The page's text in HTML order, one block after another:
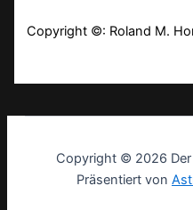
Copyright ©: Roland M.
Copyright © 2026 Der
Präsentiert von